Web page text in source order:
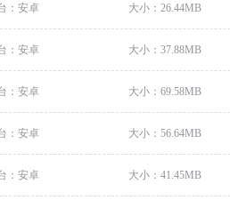
：安卓 大小：26.44MB
：安卓 大小：37.88MB
：安卓 大小：69.58MB
：安卓 大小：56.64MB
：安卓 大小：41.45MB